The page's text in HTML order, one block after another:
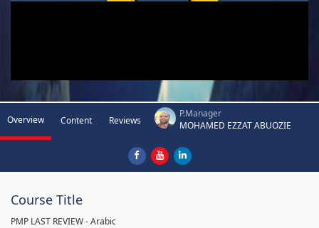
Overview Content Reviews
P.Manager
MOHAMED EZZAT ABUOZIE
Course Title
PMP LAST REVIEW - Arabic